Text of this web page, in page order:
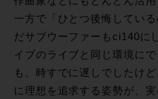
一方で「ひとつ後悔してい
だサブウーファーもci140に
イブのライブと同じ環境に
も、時すでに遅しでしたけ
に理想を追求する姿勢が、実